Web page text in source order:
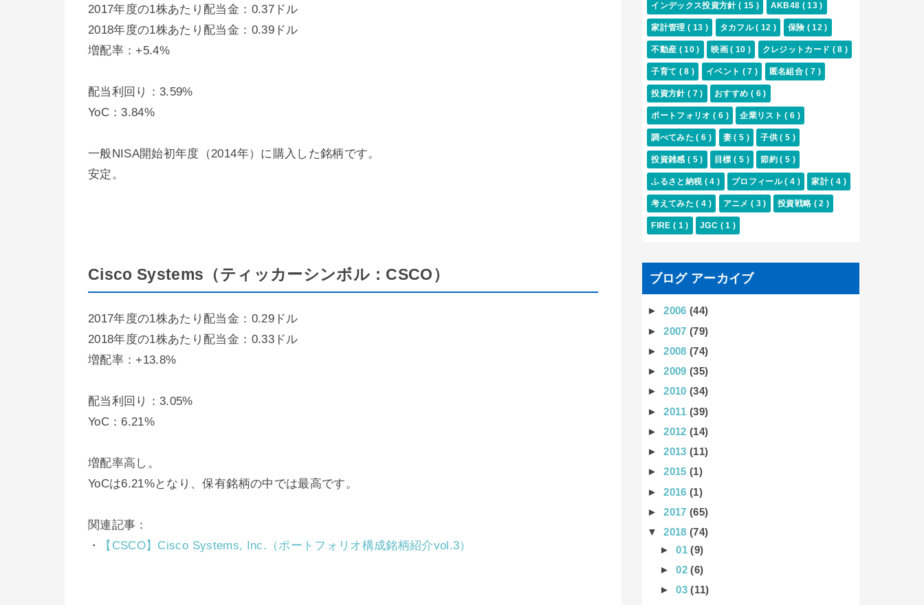
2017年度の1株あたり配当金：0.37ドル
2018年度の1株あたり配当金：0.39ドル
増配率：+5.4%
配当利回り：3.59%
YoC：3.84%
一般NISA開始初年度（2014年）に購入した銘柄です。
安定。
Cisco Systems（ティッカーシンボル：CSCO）
2017年度の1株あたり配当金：0.29ドル
2018年度の1株あたり配当金：0.33ドル
増配率：+13.8%
配当利回り：3.05%
YoC：6.21%
増配率高し。
YoCは6.21%となり、保有銘柄の中では最高です。
関連記事：
・
【CSCO】Cisco Systems, Inc.（ポートフォリオ構成銘柄紹介vol.3）
インデックス投資方針( 15 ) AKB48 ( 13 )
家計管理( 13 ) タカフル( 12 ) 保険 ( 12 )
不動産 ( 10 ) 映画( 10 ) クレジットカード ( 8 )
子育て ( 8 ) イベント ( 7 ) 匿名組合( 7 )
投資方針( 7 ) おすすめ ( 6 )
ポートフォリオ( 6 ) 企業リスト( 6 )
調べてみた( 6 ) 妻( 5 ) 子供( 5 )
投資雑感( 5 ) 目標( 5 ) 節約( 5 )
ふるさと納税 ( 4 ) プロフィール( 4 ) 家計( 4 )
考えてみた( 4 ) アニメ ( 3 ) 投資戦略 ( 2 )
FIRE( 1 ) JGC ( 1 )
ブログ アーカイブ
►2006(44)
►2007(79)
►2008(74)
►2009(35)
►2010(34)
►2011(39)
►2012(14)
►2013(11)
►2015(1)
►2016(1)
►2017(65)
▼2018(74)
►01(9)
►02(6)
►03(11)